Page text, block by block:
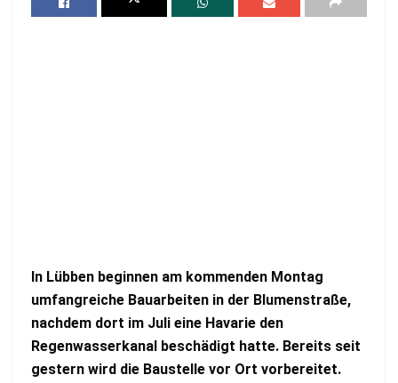
In Lübben beginnen am kommenden Montag
umfangreiche Bauarbeiten in der Blumenstraße,
nachdem dort im Juli eine Havarie den
Regenwasserkanal beschädigt hatte. Bereits seit
gestern wird die Baustelle vor Ort vorbereitet.